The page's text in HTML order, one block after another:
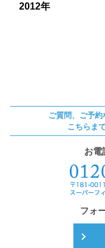
2012年
ご質問、ご予約
こちらま
お電
フォ